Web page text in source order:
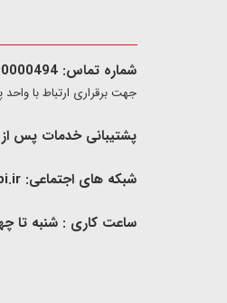
شماره تماس: 90000494
​​جهت برقراری ارتباط با واحد
پشتیبانی خدمات پس
شبکه های اجتماعی:
ساعت کاری : شنبه تا چهارشنبه 9:30 الی 14:30 و از 00: 15 الی 17:00 ,